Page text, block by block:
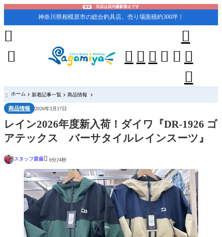
重要 当店は店内撮影禁止です
神奈川県相模原市の総合釣具店。売り場面積約300坪！
    





 ホーム 新着記事一覧 商品情報
商品情報 2026年3月17日
レイン2026年度新入荷！ダイワ『DR-1926 ゴ
アテックス バーサタイルレインスーツ』
スタッフ齋藤 0分24秒